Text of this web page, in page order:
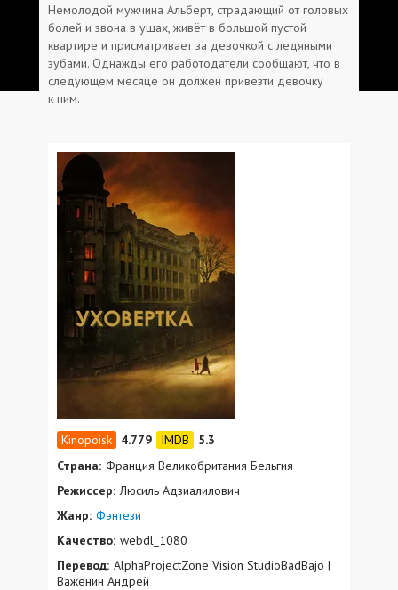
Немолодой мужчина Альберт, страдающий от головых
болей и звона в ушах, живёт в большой пустой
квартире и присматривает за девочкой с ледяными
зубами. Однажды его работодатели сообщают, что в
следующем месяце он должен привезти девочку
к ним.
4.779
5.3
Страна: Франция Великобритания Бельгия
Режиссер: Люсиль Адзиалилович
Жанр: Фэнтези
Качество: webdl_1080
Перевод: AlphaProjectZone Vision StudioBadBajo |
Важенин Андрей